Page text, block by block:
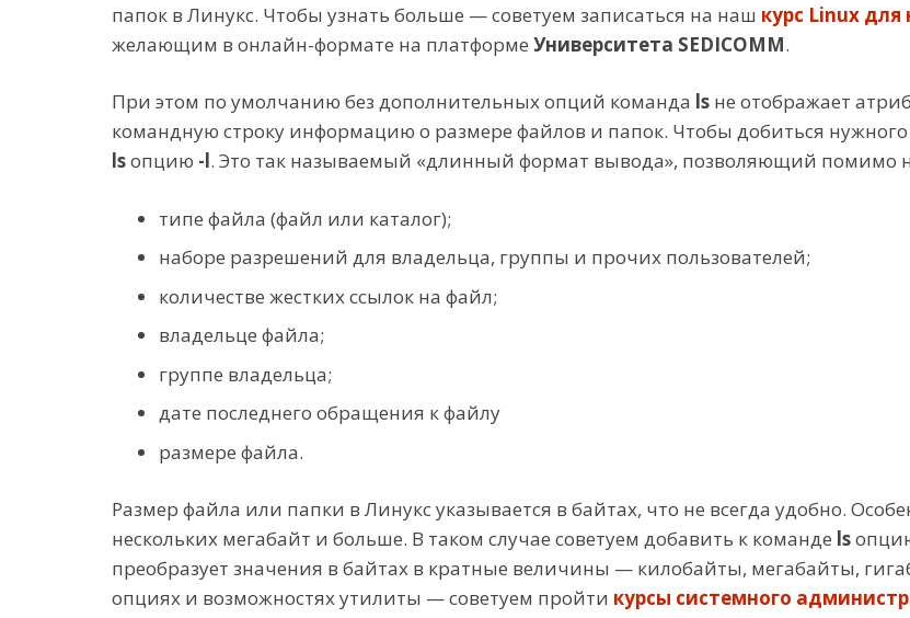
папок в Линукс. Чтобы узнать больше — советуем записаться на наш курс Linux
желающим в онлайн-формате на платформе Университета SEDICOMM.
При этом по умолчанию без дополнительных опций команда ls не отображает
командную строку информацию о размере файлов и папок. Чтобы добиться
lsопцию -l. Это так называемый «длинный формат вывода», позволяющий помимо
типе файла (файл или каталог);
наборе разрешений для владельца, группы и прочих пользователей;
количестве жестких ссылок на файл;
владельце файла;
группе владельца;
дате последнего обращения к файлу
размере файла.
Размер файла или папки в Линукс указывается в байтах, что не всегда удобно.
нескольких мегабайт и больше. В таком случае советуем добавить к команде ls
преобразует значения в байтах в кратные величины — килобайты, мегабайты,
опциях и возможностях утилиты — советуем пройти курсы системного